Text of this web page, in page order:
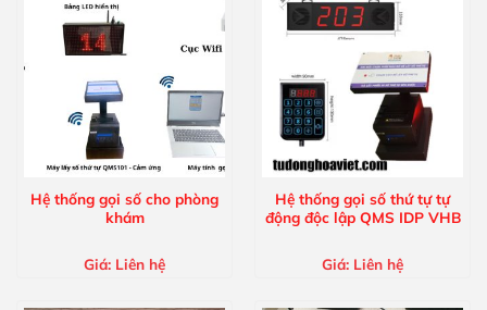
Hệ thống gọi số cho phòng
khám
Giá: Liên hệ
Hệ thống gọi số thứ tự tự
động độc lập QMS IDP VHB
Giá: Liên hệ